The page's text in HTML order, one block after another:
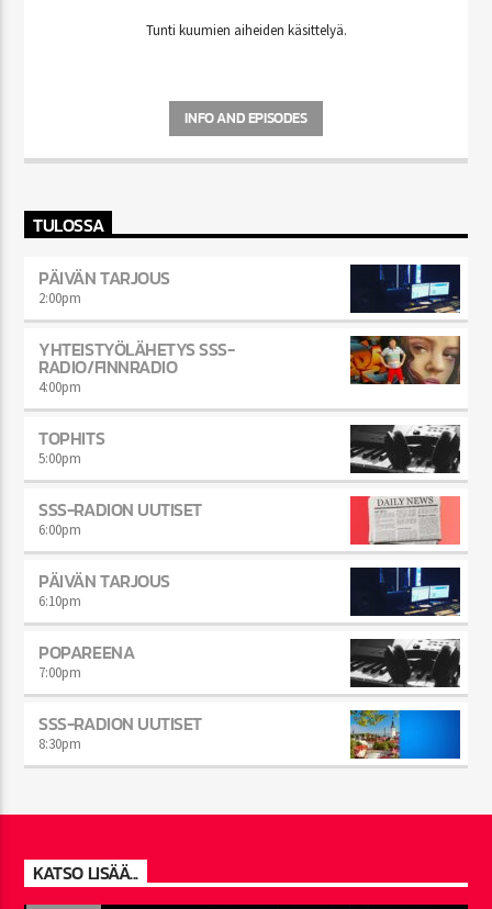
Tunti kuumien aiheiden käsittelyä.
INFO AND EPISODES
TULOSSA
PÄIVÄN TARJOUS
2:00pm
YHTEISTYÖLÄHETYS SSS-
RADIO/FINNRADIO
4:00pm
TOPHITS
5:00pm
SSS-RADION UUTISET
6:00pm
PÄIVÄN TARJOUS
6:10pm
POPAREENA
7:00pm
SSS-RADION UUTISET
8:30pm
KATSO LISÄÄ...